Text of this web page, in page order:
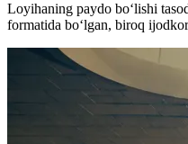
Loyihaning paydo bo‘lishi
formatida bo‘lgan, biroq